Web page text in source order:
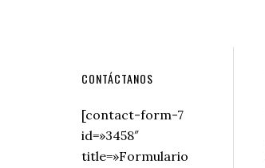
Secondary
Sidebar
CONTÁCTANOS
[contact-form-7
id=»3458″
title=»Formulario